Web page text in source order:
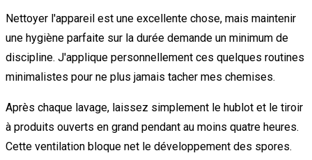
Nettoyer l'appareil est une excellente chose, mais maintenir
une hygiène parfaite sur la durée demande un minimum de
discipline. J'applique personnellement ces quelques routines
minimalistes pour ne plus jamais tacher mes chemises.
Après chaque lavage, laissez simplement le hublot et le tiroir
à produits ouverts en grand pendant au moins quatre heures.
Cette ventilation bloque net le développement des spores.